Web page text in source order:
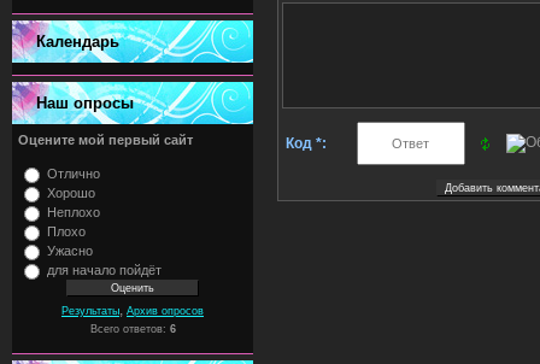
Календарь
Наш опросы
Оцените мой первый сайт
Отлично
Хорошо
Неплохо
Плохо
Ужасно
для начало пойдёт
Результаты Архив опросов
Всего ответов: 6
Код *: